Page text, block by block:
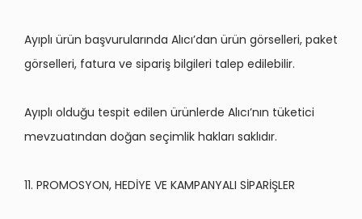
Ayıplı ürün başvurularında Alıcı’dan ürün görselleri, paket
görselleri, fatura ve sipariş bilgileri talep edilebilir.
Ayıplı olduğu tespit edilen ürünlerde Alıcı’nın tüketici
mevzuatından doğan seçimlik hakları saklıdır.
11. PROMOSYON, HEDİYE VE KAMPANYALI SİPARİŞLER